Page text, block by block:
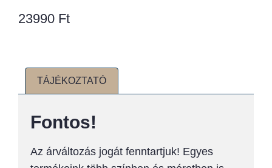
23990 Ft
TÁJÉKOZTATÓ
Fontos!
Az árváltozás jogát fenntartjuk! Egyes